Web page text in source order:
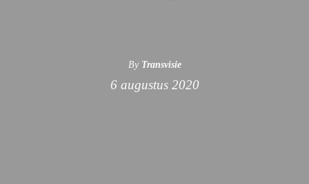
By Transvisie
6 augustus 2020